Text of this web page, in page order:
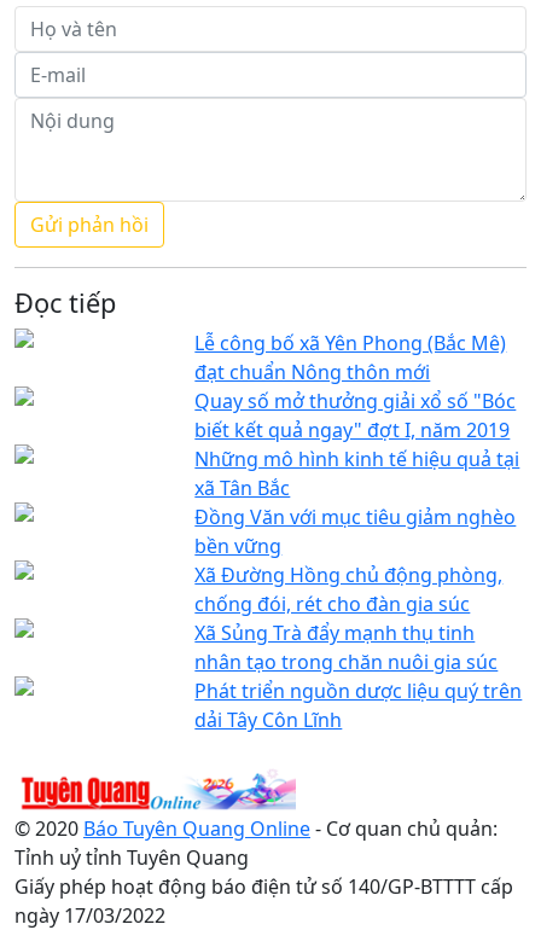
Đọc tiếp
Lễ công bố xã Yên Phong (Bắc Mê)
đạt chuẩn Nông thôn mới
Quay số mở thưởng giải xổ số "Bóc
biết kết quả ngay" đợt I, năm 2019
Những mô hình kinh tế hiệu quả tại
xã Tân Bắc
Đồng Văn với mục tiêu giảm nghèo
bền vững
Xã Đường Hồng chủ động phòng,
chống đói, rét cho đàn gia súc
Xã Sủng Trà đẩy mạnh thụ tinh
nhân tạo trong chăn nuôi gia súc
Phát triển nguồn dược liệu quý trên
dải Tây Côn Lĩnh
© 2020 Báo Tuyên Quang Online- Cơ quan chủ quản:
Tỉnh uỷ tỉnh Tuyên Quang
Giấy phép hoạt động báo điện tử số 140/GP-BTTTT cấp
ngày 17/03/2022